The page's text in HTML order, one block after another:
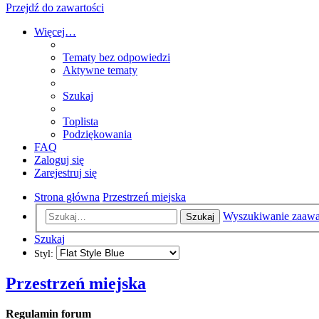
Przejdź do zawartości
Więcej…
Tematy bez odpowiedzi
Aktywne tematy
Szukaj
Toplista
Podziękowania
FAQ
Zaloguj się
Zarejestruj się
Strona główna Przestrzeń miejska
Szukaj
Wyszukiwanie
Szukaj
Styl:
Przestrzeń miejska
Regulamin forum